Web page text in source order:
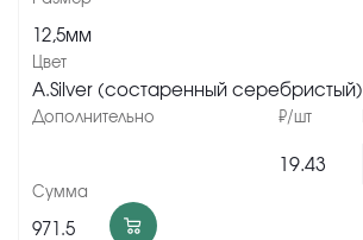
12,5мм
A.Silver (состаренный серебристый)
19.43
971.5